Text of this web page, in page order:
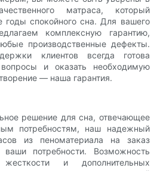
матраса, который
годы спокойного сна. Для вашего
комплексную гарантию,
производственные дефекты.
клиентов всегда готова
и оказать необходимую
— наша гарантия.
решение для сна, отвечающее
потребностям, наш надежный
из пеноматериала на заказ
ваши потребности. Возможность
и дополнительных